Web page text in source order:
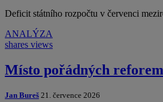
Deficit státního rozpočtu v červenci
ANALÝZA
shares views
Místo pořádných
Jan Bureš 21. července 2026